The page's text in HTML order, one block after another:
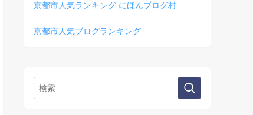
京都市人気ランキング にほんブログ村
京都市人気ブログランキング